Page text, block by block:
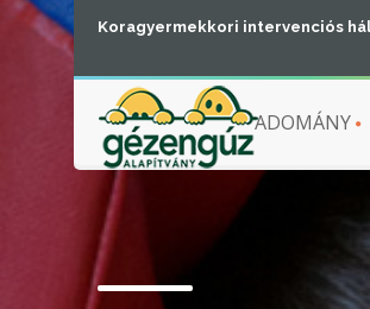
Koragyermekkori intervenciós
ADOMÁNY